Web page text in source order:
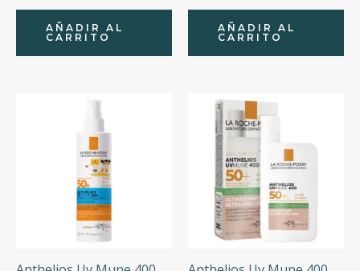
AÑADIR AL
CARRITO
AÑADIR AL
CARRITO